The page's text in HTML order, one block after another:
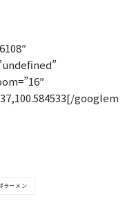
googlem
ラーメン